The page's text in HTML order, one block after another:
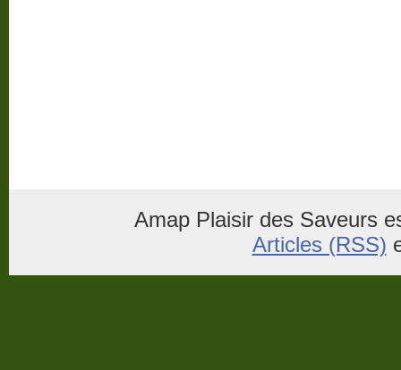
Amap Plaisir des Saveurs
Articles (RSS)